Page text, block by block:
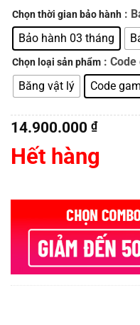
Chọn thời gian bảo hành :
Bảo hành 03 tháng
Chọn loại sản phẩm :
Băng vật lý
Code
14.900.000 ₫
Hết hàng